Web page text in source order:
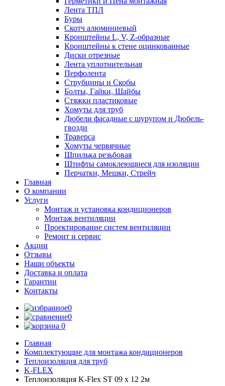
Лента ТПЛ
Буры
Скотч алюминиевый
Кронштейны L, V, Z-образные
Кронштейны к стене оцинкованные
Диски отрезные
Лента уплотнительная
Перфолента
Струбцины и Скобы
Болты, Гайки, Шайбы
Стяжки пластиковые
Хомуты для труб
Дюбели фасадные с шурупом и Дюбель-
гвозди
Траверса
Хомуты червячные
Шпилька резьбовая
Штифты самоклеющиеся для изоляции
Перчатки, Мешки, Стрейч
Главная
О компании
Услуги
Монтаж и установка кондиционеров
Монтаж вентиляции
Проектирование систем вентиляции
Ремонт и сервис
Акции
Отзывы
Наши объекты
Доставка и оплата
Гарантии
Контакты
0
0
0
Главная
Комплектующие для монтажа кондиционеров
Теплоизоляция для труб
K-FLEX
Теплоизоляция K-Flex ST 09 х 12 2м